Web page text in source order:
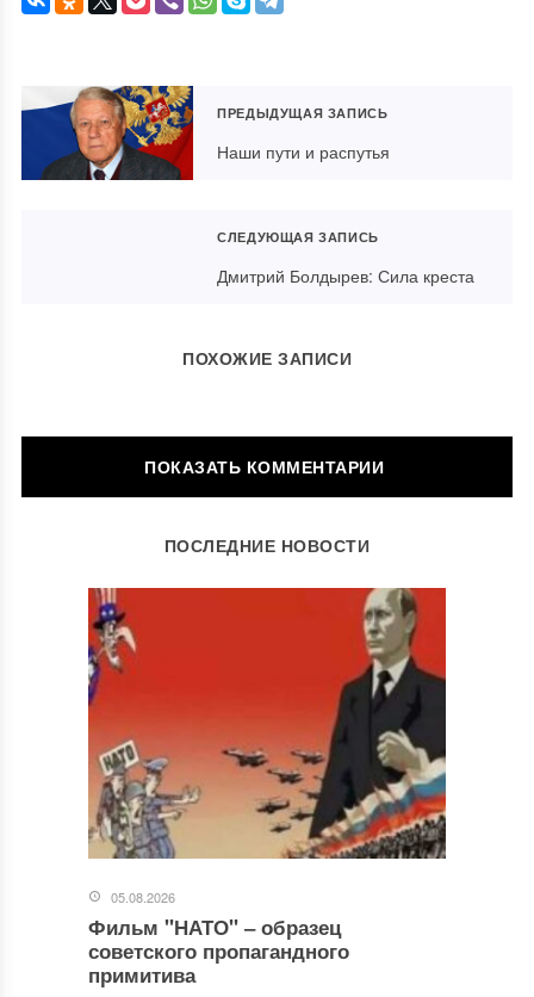
ПРЕДЫДУЩАЯ ЗАПИСЬ
Наши пути и распутья
СЛЕДУЮЩАЯ ЗАПИСЬ
Дмитрий Болдырев: Сила креста
ПОХОЖИЕ ЗАПИСИ
ОСТАВИТЬ КОММЕНТАРИЙ
Ваш адрес email не будет опубликован. Обязательные поля
Комментарий*
ПОСЛЕДНИЕ НОВОСТИ
05.08.2026
Фильм "НАТО" ‒ образец
советского пропагандного
примитива